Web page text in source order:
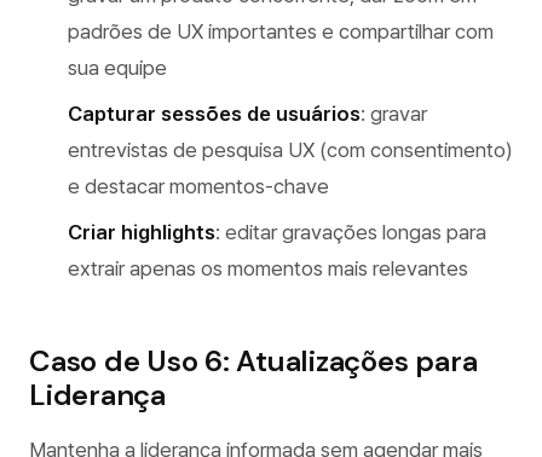
padrões de UX importantes e compartilhar com
sua equipe
Capturar sessões de usuários: gravar
entrevistas de pesquisa UX (com consentimento)
e destacar momentos-chave
Criar highlights: editar gravações longas para
extrair apenas os momentos mais relevantes
Caso de Uso 6: Atualizações para
Liderança
Mantenha a liderança informada sem agendar mais